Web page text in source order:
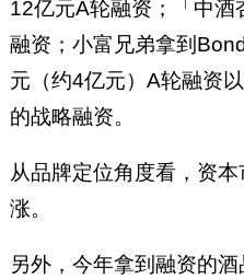
12亿元A轮融资；「中酒
融资；小富兄弟拿到
元（约4亿元）A轮融资
的战略融资。
从品牌定位角度看，资
涨。
另外，今年拿到融资的